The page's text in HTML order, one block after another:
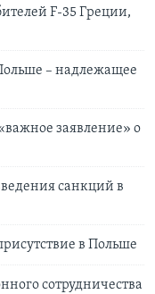
F-35 Греции,
– надлежащее
заявление» о
санкций в
в Польше
сотрудничества